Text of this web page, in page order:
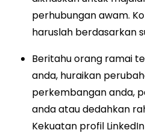
perhubungan awam.
haruslah berdasarkan
Beritahu orang ramai
anda, huraikan
perkembangan anda,
anda atau dedahkan
Kekuatan profil